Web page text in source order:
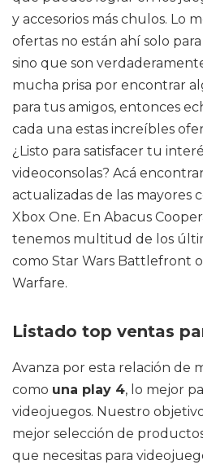
y accesorios más chulos. Lo
ofertas no están ahí solo
sino que son
mucha prisa por encontrar
para tus amigos, entonces
cada una estas increíbles
¿Listo para satisfacer tu
videoconsolas? Acá
actualizadas de las mayores
Xbox One. En Abacus
tenemos multitud de los
como Star Wars Battlefront
Warfare.
Listado top ventas
Avanza por esta relación de
como una play 4, lo mejor
videojuegos. Nuestro
mejor selección de
que necesitas para